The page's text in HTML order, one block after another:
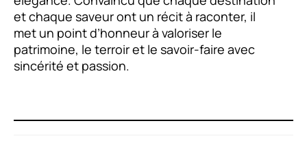
et chaque saveur ont un récit à raconter, il
met un point d’honneur à valoriser le
patrimoine, le terroir et le savoir-faire avec
sincérité et passion.